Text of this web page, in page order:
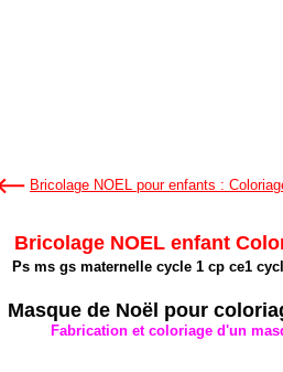
Bricolage NOEL pour enfants :
Bricolage NOEL enfant
Ps ms gs maternelle cycle 1 cp ce1
Masque de Noël pour
Fabrication et coloriage d'un